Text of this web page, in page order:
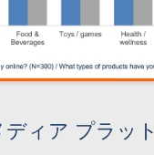
ィア プラット